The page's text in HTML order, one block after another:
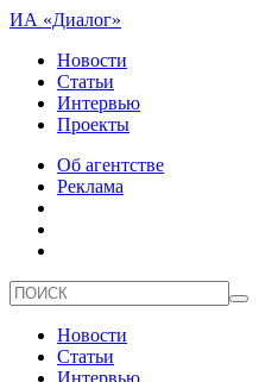
ИА «Диалог»
Новости
Статьи
Интервью
Проекты
Об агентстве
Реклама
Новости
Статьи
Интервью